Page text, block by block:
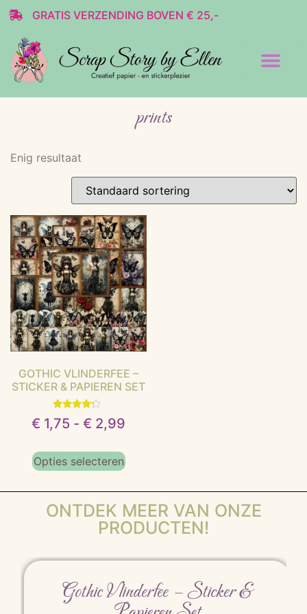
GRATIS VERZENDING BOVEN € 25,-
prints
Enig resultaat
GOTHIC VLINDERFEE –
STICKER & PAPIEREN SET
Gewaardeerd
4.00
€ 1,75 - € 2,99
Opties selecteren
ONTDEK MEER VAN ONZE
PRODUCTEN!
Gothic Vlinderfee – Sticker &